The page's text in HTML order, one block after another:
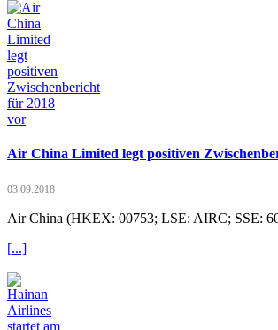
Air China Limited legt positiven
03.09.2018
Air China (HKEX: 00753; LSE: AIRC; SSE:
[...]